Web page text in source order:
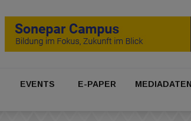
EVENTS E-PAPER MEDIADATEN